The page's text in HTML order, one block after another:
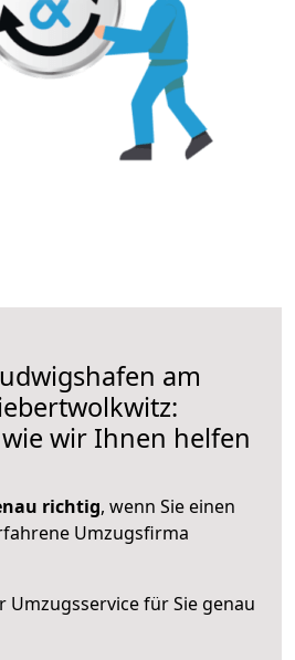
am
wir Ihnen helfen
richtig, wenn Sie einen
Umzugsfirma
Umzugsservice für Sie genau